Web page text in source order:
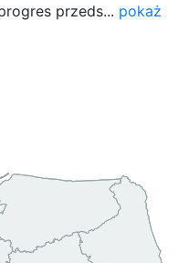
przeds... pokaż